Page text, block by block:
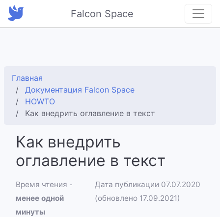
Falcon Space
Главная
Документация Falcon Space
HOWTO
Как внедрить оглавление в текст
Как внедрить
оглавление в текст
Время чтения -
менее одной
минуты
Дата публикации 07.07.2020
(обновлено 17.09.2021)